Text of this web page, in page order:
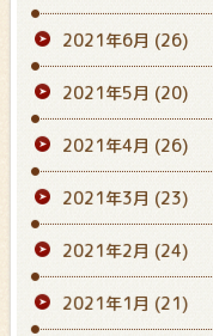
2021年6月 (26)
2021年5月 (20)
2021年4月 (26)
2021年3月 (23)
2021年2月 (24)
2021年1月 (21)